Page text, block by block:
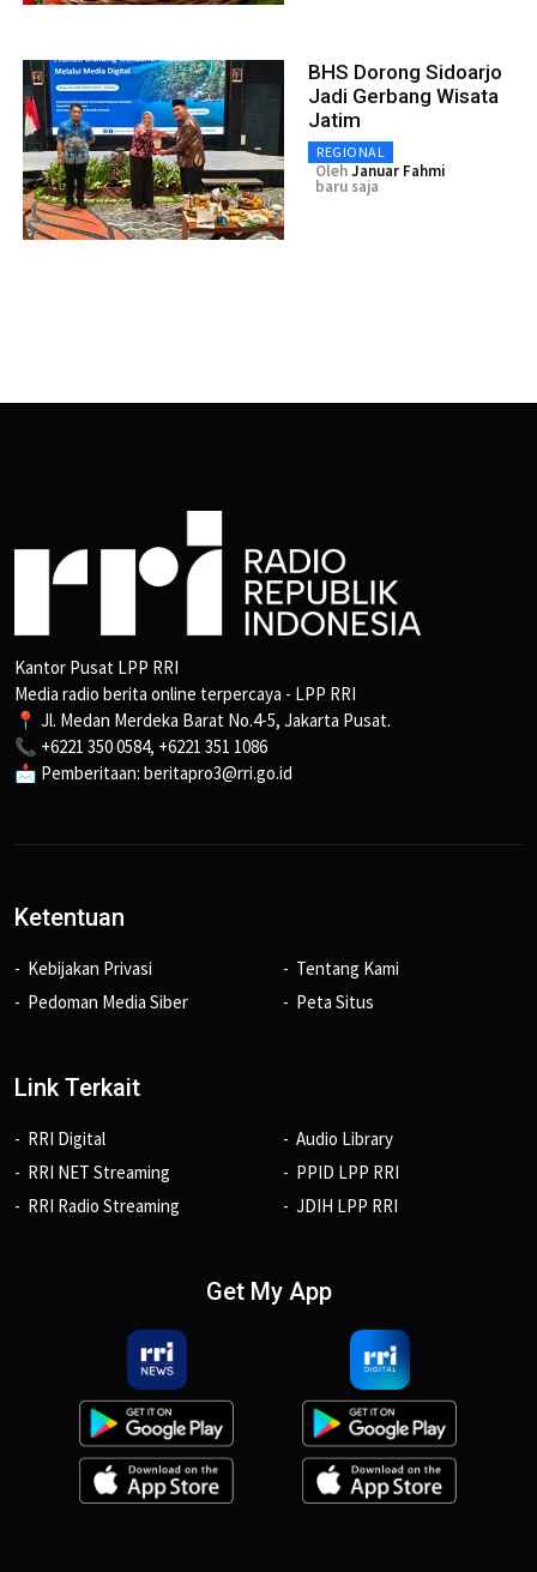
BHS Dorong Sidoarjo
Jadi Gerbang Wisata
Jatim
REGIONAL
OlehJanuar Fahmi
baru saja
Kantor Pusat LPP RRI
Media radio berita online terpercaya - LPP RRI
📍 Jl. Medan Merdeka Barat No.4-5, Jakarta Pusat.
📞 +6221 350 0584, +6221 351 1086
📩 Pemberitaan: beritapro3@rri.go.id
Ketentuan
Kebijakan Privasi
Pedoman Media Siber
Tentang Kami
Peta Situs
Link Terkait
RRI Digital
RRI NET Streaming
RRI Radio Streaming
Audio Library
PPID LPP RRI
JDIH LPP RRI
Get My App